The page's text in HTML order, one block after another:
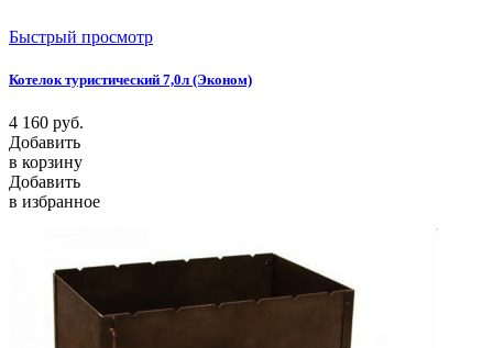
Быстрый просмотр
Котелок туристический 7,0л (Эконом)
4 160 руб.
Добавить
в корзину
Добавить
в избранное